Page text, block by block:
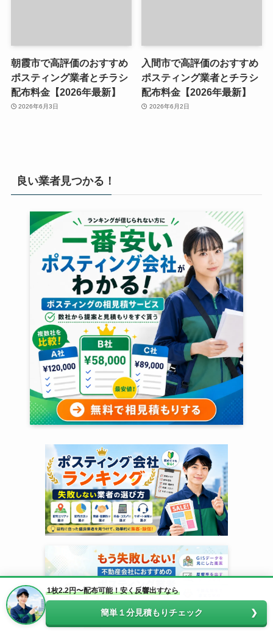
朝霞市で高評価のおすすめ
ポスティング業者とチラシ
配布料金【2026年最新】
2026年6月3日
入間市で高評価のおすすめ
ポスティング業者とチラシ
配布料金【2026年最新】
2026年6月2日
良い業者見つかる！
1枚2.2円〜配布可能！安く反響出すなら
簡単１分見積もりチェック